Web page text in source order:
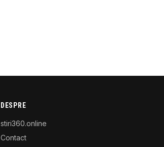
DESPRE
stiri360.online
Contact